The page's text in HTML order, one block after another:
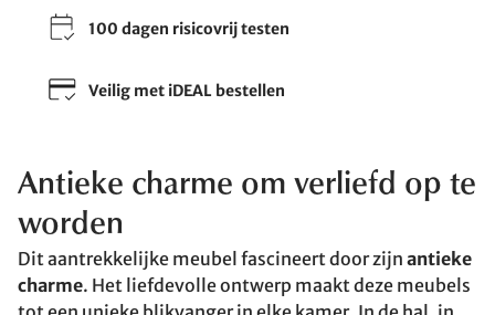
100 dagen risicovrij testen
Veilig met iDEAL bestellen
Antieke charme om verliefd op te
worden
Dit aantrekkelijke meubel fascineert door zijn antieke
charme. Het liefdevolle ontwerp maakt deze meubels